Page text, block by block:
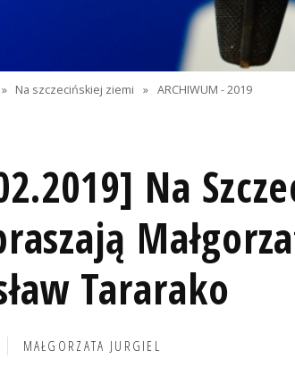
» Na szczecińskiej ziemi » ARCHIWUM - 2019
Na
Tararako
MAŁGORZATA JURGIEL